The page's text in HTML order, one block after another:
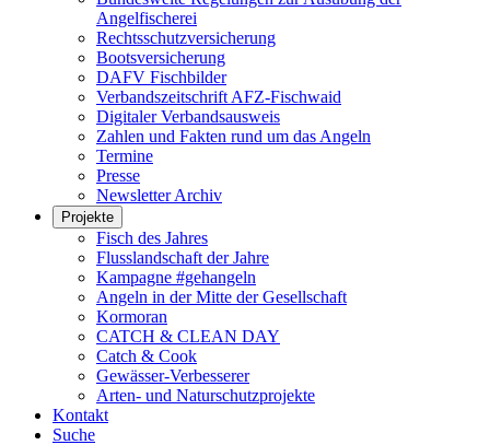
Angelfischerei
Rechtsschutzversicherung
Bootsversicherung
DAFV Fischbilder
Verbandszeitschrift AFZ-Fischwaid
Digitaler Verbandsausweis
Zahlen und Fakten rund um das Angeln
Termine
Presse
Newsletter Archiv
Projekte
Fisch des Jahres
Flusslandschaft der Jahre
Kampagne #gehangeln
Angeln in der Mitte der Gesellschaft
Kormoran
CATCH & CLEAN DAY
Catch & Cook
Gewässer-Verbesserer
Arten- und Naturschutzprojekte
Kontakt
Suche